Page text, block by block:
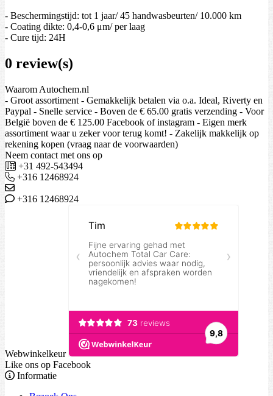
- Beschermingstijd: tot 1 jaar/ 45 handwasbeurten/ 10.000 km
- Coating dikte: 0,4-0,6 μm/ per laag
- Cure tijd: 24H
0 review(s)
Waarom Autochem.nl
- Groot assortiment - Gemakkelijk betalen via o.a. Ideal, Riverty en
Paypal - Snelle service - Boven de € 65.00 gratis verzending - Voor
België boven de € 125.00 Facebook of instagram - Eigen merk
assortiment waar u zeker voor terug komt! - Zakelijk makkelijk op
rekening kopen (vraag naar de voorwaarden)
Neem contact met ons op
+31 492-543494
+316 12468924
+316 12468924
Webwinkelkeur
Like ons op Facebook
Informatie